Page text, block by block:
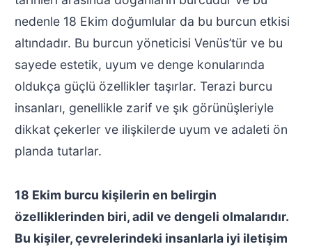
nedenle 18 Ekim doğumlular da bu burcun etkisi
altındadır. Bu burcun yöneticisi Venüs’tür ve bu
sayede estetik, uyum ve denge konularında
oldukça güçlü özellikler taşırlar. Terazi burcu
insanları, genellikle zarif ve şık görünüşleriyle
dikkat çekerler ve ilişkilerde uyum ve adaleti ön
planda tutarlar.
18 Ekim burcu kişilerin en belirgin
özelliklerinden biri, adil ve dengeli olmalarıdır.
Bu kişiler, çevrelerindeki insanlarla iyi iletişim